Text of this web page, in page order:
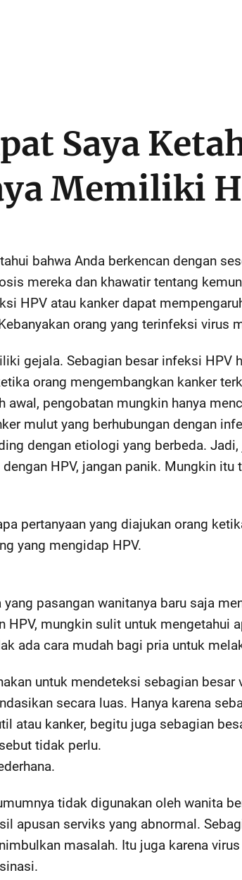
Saya
Memiliki
bahwa Anda berkencan dengan
mereka dan khawatir tentang
HPV atau kanker dapat
orang yang terinfeksi virus
gejala. Sebagian besar infeksi HPV
orang mengembangkan kanker
pengobatan mungkin hanya
mulut yang berhubungan dengan
dengan etiologi yang berbeda.
HPV, jangan panik. Mungkin
pertanyaan yang diajukan orang
yang mengidap HPV.
pasangan wanitanya baru saja
mungkin sulit untuk mengetahui
ada cara mudah bagi pria untuk
untuk mendeteksi sebagian besar
secara luas. Hanya karena
atau kanker, begitu juga sebagian
tidak perlu.
tidak digunakan oleh wanita
apusan serviks yang abnormal.
masalah. Itu juga karena